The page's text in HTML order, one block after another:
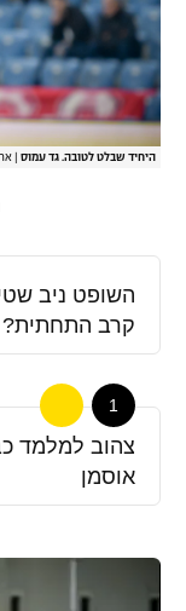
היחיד שבלט לטובה. גד עמוס
השופט ניב
קרב התחתית?
1
צהוב למלמד
אוסמן